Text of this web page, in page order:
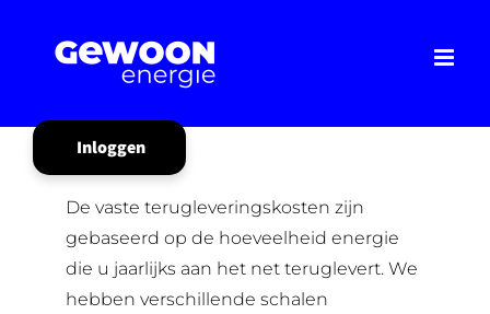
Inloggen
De vaste terugleveringskosten zijn
gebaseerd op de hoeveelheid energie
die u jaarlijks aan het net teruglevert. We
hebben verschillende schalen